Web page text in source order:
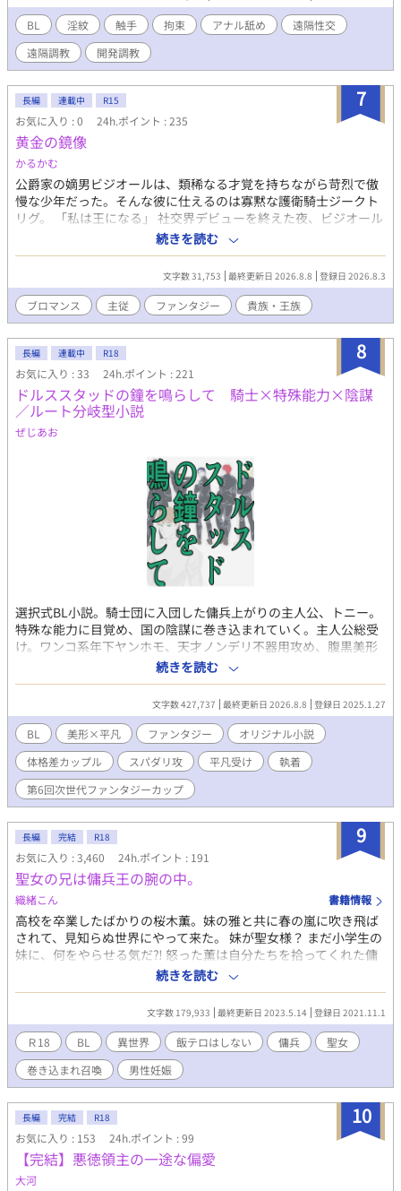
BL 淫紋 触手 拘束 アナル舐め
遠隔性交
遠隔調教
開発調教
7
長編 連載中 R15
お気に入り : 0 24h.ポイント : 235
黄金の鏡像
かるかむ
公爵家の嫡男ビジオールは、類稀なる才覚を持ちながら苛烈で傲
慢な少年だった。そんな彼に仕えるのは寡黙な護衛騎士ジークト
リグ。 「私は王になる」 社交界デビューを終えた夜、ビジオール
はジークトリグにそう告げた。 現王家への反感を抱く貴族レング
ラット、行き場を失った元傭兵たち……各々の望みを見抜き傘下
に引き入れながら、ビジオールは密やかな叛逆を始める。しかし
王宮に影を落とすその計画は、やがてビジオール自身にも過去の
影を突きつけていく。 ※直接的な描写はありませんが、性的被
害・暴力に関する表現を含みます。 ※BLというよりはブロマンス
寄りです
続きを読む
文字数 31,753 最終更新日 2026.8.8 登録日 2026.8.3
ブロマンス 主従 ファンタジー 貴族・王族
8
長編 連載中 R18
お気に入り : 33 24h.ポイント : 221
ドルススタッドの鐘を鳴らして 騎士×特殊能力×陰謀
／ルート分岐型小説
ぜじあお
選択式BL小説。騎士団に入団した傭兵上がりの主人公、トニー。
特殊な能力に目覚め、国の陰謀に巻き込まれていく。主人公総受
け。ワンコ系年下ヤンホモ、天才ノンデリ不器用攻め、腹黒美形
(でも途中曇る)攻め、『あいやつ』系ダーリン攻め、体格差攻
め。受けは男っぽく地味な見た目。 重めの文章／群像劇／多重で
複雑な感情／二面性 にハッとした方向け、 告白シーン以降はルー
トごとの整合性をとっていませんのでご了承ください。
続きを読む
文字数 427,737 最終更新日 2026.8.8 登録日 2025.1.27
BL 美形×平凡 ファンタジー
オリジナル小説
体格差カップル
スパダリ攻 平凡受け
執着
第6回次世代ファンタジーカップ
9
長編 完結 R18
お気に入り : 3,460 24h.ポイント : 191
聖女の兄は傭兵王の腕の中。
織緒こん 書籍情報
高校を卒業したばかりの桜木薫。妹の雅と共に春の嵐に吹き飛ば
されて、見知らぬ世界にやって来た。 妹が聖女様？ まだ小学生の
妹に、何をやらせる気だ⁈ 怒った薫は自分たちを拾ってくれた傭
兵団で身をひそめつつ、雅を神殿から隠すことにした。 傭兵団の
賄い夫として働きつつ、少しずつ異世界に馴染んで行く桜木兄妹
は次第にこの傭兵団がワケアリであることを知っていく。そして
傭兵団を率いる副団長の為人も⋯⋯。 豪快な傭兵 × オカン少
年 ⁂ ⁂ ⁂ ⁂ ⁂ この作品はR18要素を含みます。『えっち
はえっちに書こう』がモットーです。該当部分には『✳︎』を付け
ますので十八歳未満のお嬢様、えちえちが苦手な方は『✳︎』を目
安にご自衛ください。
続きを読む
文字数 179,933 最終更新日 2023.5.14 登録日 2021.11.1
Ｒ18 BL 異世界 飯テロはしない 傭兵
聖女
巻き込まれ召喚
男性妊娠
10
長編 完結 R18
お気に入り : 153 24h.ポイント : 99
【完結】悪徳領主の一途な偏愛
大河